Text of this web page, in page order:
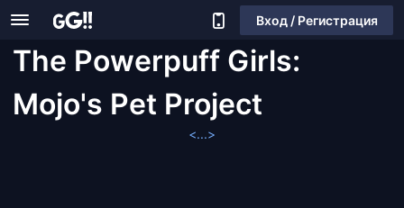
Вход / Регистрация
The Powerpuff Girls:
Mojo's Pet Project
<...>